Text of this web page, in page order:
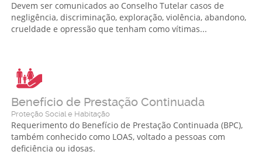
Devem ser comunicados ao Conselho Tutelar casos de
negligência, discriminação, exploração, violência, abandono,
crueldade e opressão que tenham como vítimas...
Benefício de Prestação Continuada
Proteção Social e Habitação
Requerimento do Benefício de Prestação Continuada (BPC),
também conhecido como LOAS, voltado a pessoas com
deficiência ou idosas.